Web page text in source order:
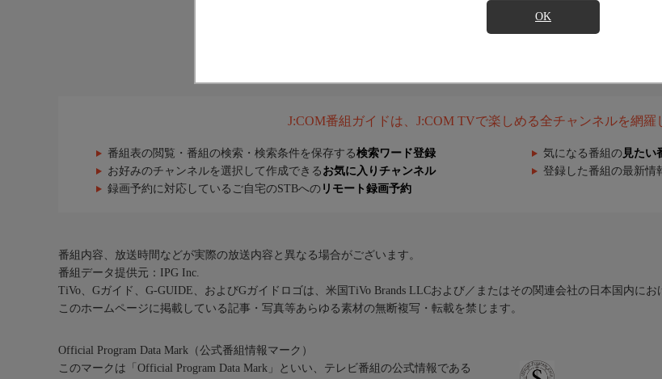
OK
J:COM番組ガイドは、J:COM TVで楽しめる全チャンネルを網羅
番組表の閲覧・番組の検索・検索条件を保存する検索ワード登録 気になる番組の 見たい
お好みのチャンネルを選択して作成できる お気に入りチャンネル 登録した番組の最新情
録画予約に対応しているご自宅のSTBへの リモート録画予約
番組内容、放送時間などが実際の放送内容と異なる場合がございます。
番組データ提供元：IPG Inc.
TiVo、Gガイド、G-GUIDE、およびGガイドロゴは、米国TiVo Brands LLCおよび／またはその関連会社の日本国内にお
このホームページに掲載している記事・写真等あらゆる素材の無断複写・転載を禁じます。
Official Program Data Mark（公式番組情報マーク）
このマークは「Official Program Data Mark」といい、テレビ番組の公式情報である